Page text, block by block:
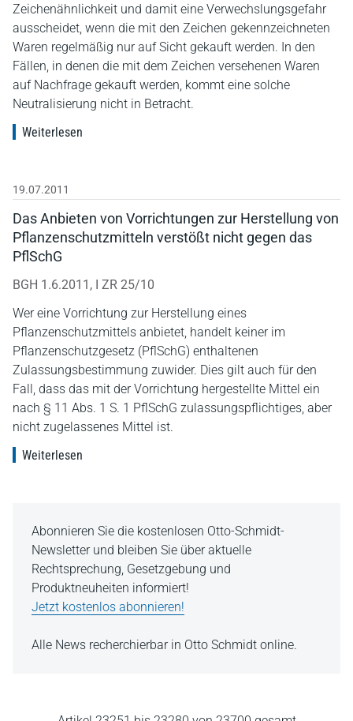
Zeichenähnlichkeit und damit eine Verwechslungsgefahr
ausscheidet, wenn die mit den Zeichen gekennzeichneten
Waren regelmäßig nur auf Sicht gekauft werden. In den
Fällen, in denen die mit dem Zeichen versehenen Waren
auf Nachfrage gekauft werden, kommt eine solche
Neutralisierung nicht in Betracht.
Weiterlesen
19.07.2011
Das Anbieten von Vorrichtungen zur Herstellung von
Pflanzenschutzmitteln verstößt nicht gegen das
PflSchG
BGH 1.6.2011, I ZR 25/10
Wer eine Vorrichtung zur Herstellung eines
Pflanzenschutzmittels anbietet, handelt keiner im
Pflanzenschutzgesetz (PflSchG) enthaltenen
Zulassungsbestimmung zuwider. Dies gilt auch für den
Fall, dass das mit der Vorrichtung hergestellte Mittel ein
nach § 11 Abs. 1 S. 1 PflSchG zulassungspflichtiges, aber
nicht zugelassenes Mittel ist.
Weiterlesen
Abonnieren Sie die kostenlosen Otto-Schmidt-
Newsletter und bleiben Sie über aktuelle
Rechtsprechung, Gesetzgebung und
Produktneuheiten informiert!
Jetzt kostenlos abonnieren!
Alle News recherchierbar in Otto Schmidt online.